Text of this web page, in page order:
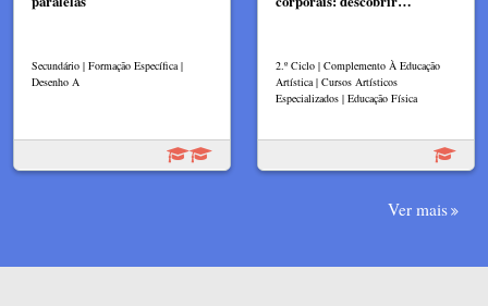
Secundário | Formação Específica |
Desenho A
2.º Ciclo | Complemento À Educação
Artística | Cursos Artísticos
Especializados | Educação Física
Ver mais